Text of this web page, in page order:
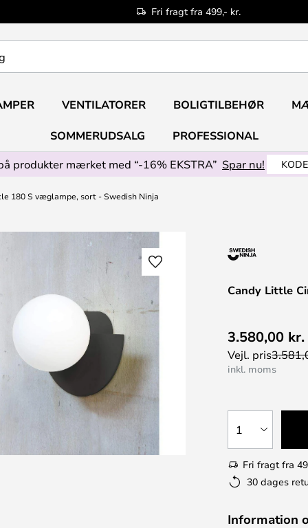
Fri fragt fra 499,- kr.
VENTILATORER BOLIGTILBEHØR
SOMMERUDSALG
PROFESSIONAL
produkter mærket med “-16% EKSTRA” Spar nu!
180 S væglampe, sort - Swedish Ninja
Candy Little
3.580,00 kr.
Vejl. pris
inkl. moms
1
Fri fragt fra
30 dages
Information